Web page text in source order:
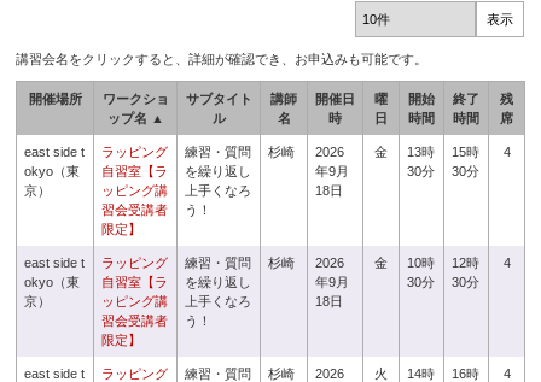
講習会名をクリックすると、詳細が確認でき、お申込みも可能です。
開催場所
ワークショ
ップ名 ▲
サブタイト
ル
講師
名
開催日
時
曜
日
開始
時間
終了
時間
残
席
east side t
okyo（東
京）
ラッピング
自習室【ラ
ッピング講
習会受講者
限定】
練習・質問
を繰り返し
上手くなろ
う！
杉崎
2026
年9月
18日
金
13時
30分
15時
30分
4
east side t
okyo（東
京）
ラッピング
自習室【ラ
ッピング講
習会受講者
限定】
練習・質問
を繰り返し
上手くなろ
う！
杉崎
2026
年9月
18日
金
10時
30分
12時
30分
4
east side t
ラッピング
練習・質問
杉崎
2026
火
14時
16時
4